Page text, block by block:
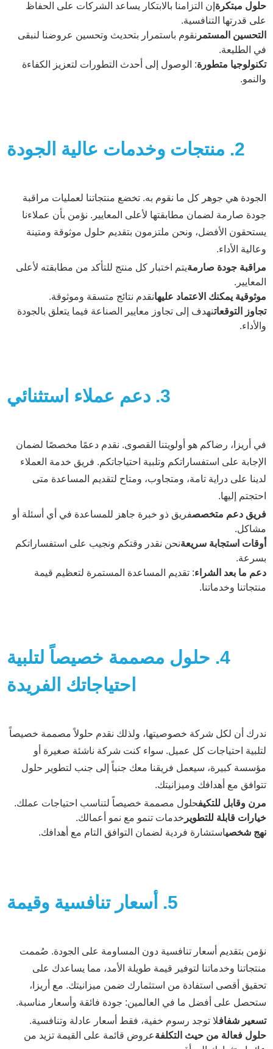
حلول مبتكرة إن التزامنا بالابتكار يساعد الشركات على الحفاظ
على قدرتها التنافسية.
التحسين المستمر نقوم باستمرار بتحديث وتحسين عروضنا لنبقى
في الطليعة.
تكنولوجيا متطورة: الوصول إلى أحدث التطورات لتعزيز الكفاءة
والنمو.
2. منتجات وخدمات عالية الجودة
الجودة هي جوهر كل ما نقوم به. تخضع منتجاتنا لعمليات مراقبة
جودة صارمة لضمان مطابقتها لأعلى المعايير. نؤمن بأن عملاءنا
يستحقون الأفضل، ونحن ملتزمون بتقديم حلول موثوقة ومتينة
وعالية الأداء.
مراقبة جودة صارمةيتم اختبار كل منتج للتأكد من مطابقته لأعلى
المعايير.
موثوقية يمكنك الاعتماد عليهانقدم نتائج متسقة وموثوقة.
تجاوز التوقعاتنهدف إلى تجاوز معايير الصناعة فيما يتعلق بالجودة
والأداء.
3. دعم عملاء استثنائي
في أريزا، رضاكم هو أولويتنا القصوى. نقدم دعمًا مخصصًا لضمان
الإجابة على استفساراتكم وتلبية احتياجاتكم. فريق خدمة العملاء
لدينا على دراية تامة، ومتجاوب، ومتاح لتقديم المساعدة متى
احتجتم إليها.
فريق دعم متخصصفريق ذو خبرة جاهز للمساعدة في أي أسئلة أو
مشاكل.
أوقات استجابة سريعةنحن نقدر وقتكم ونجيب على استفساراتكم
بسرعة.
دعم ما بعد الشراء: تقديم المساعدة المستمرة لتعظيم قيمة
منتجاتنا وخدماتنا.
4. حلول مصممة خصيصاً لتلبية
احتياجاتك الفريدة
ندرك أن لكل شركة خصوصيتها، ولذلك نقدم حلولاً مصممة خصيصاً
لتلبية احتياجات كل عميل. سواء كنت شركة ناشئة صغيرة أو
مؤسسة كبيرة، سيعمل فريقنا معك جنباً إلى جنب لتطوير حلول
تتوافق مع أهدافك وميزانيتك.
مرن وقابل للتكيفحلول مصممة خصيصاً لتناسب احتياجات عملك.
خيارات قابلة للتطوير خدمات تنمو مع نمو أعمالك.
نهج شخصياستشارة فردية لضمان التوافق التام مع أهدافك.
5. أسعار تنافسية وقيمة
نؤمن بتقديم أسعار تنافسية دون المساومة على الجودة. صُممت
منتجاتنا وخدماتنا لتوفير قيمة طويلة الأمد، مما يساعدك على
تحقيق أقصى استفادة من استثمارك ضمن ميزانيتك. مع أريزا،
ستحصل على أفضل ما في العالمين: جودة فائقة وأسعار مناسبة.
تسعير شفافلا توجد رسوم خفية، فقط أسعار عادلة وتنافسية.
حلول فعالة من حيث التكلفةعروض قائمة على القيمة تزيد من